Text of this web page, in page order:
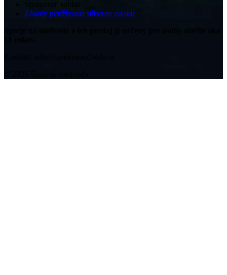
Zásady používania súborov cookie